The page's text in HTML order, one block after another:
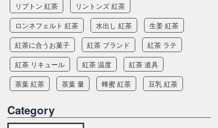
リプトン 紅茶
リントンズ 紅茶
ロンネフェルト 紅茶
水出し 紅茶
生姜 紅茶
紅茶に合うお菓子
紅茶 ブランド
紅茶 ラテ
紅茶 リキュール
紅茶 温度
紅茶 道具
茶葉 紅茶
茶葉 量 蜂蜜 紅茶 豆乳 紅茶
Category